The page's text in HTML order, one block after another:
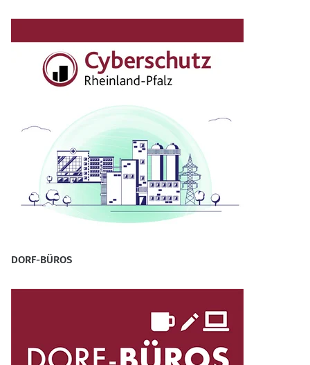
DORF-BÜROS